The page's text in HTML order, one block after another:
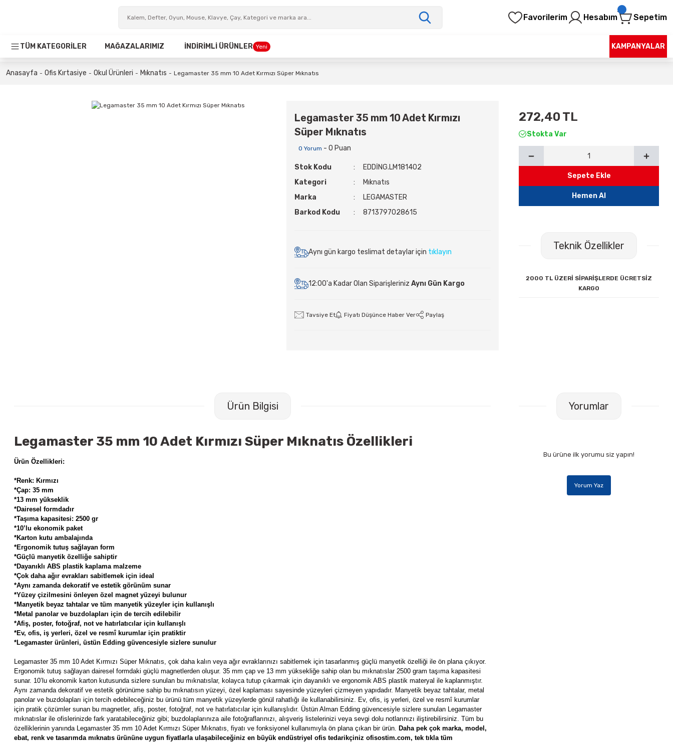
Favorilerim Hesabım Sepetim
TÜM KATEGORİLER MAĞAZALARIMIZ İNDİRİMLİ ÜRÜNLER Yeni KAMPANYALAR
Anasayfa Ofis Kırtasiye Okul Ürünleri Mıknatıs Legamaster 35 mm 10 Adet Kırmızı Süper Mıknatıs
Legamaster 35 mm 10 Adet Kırmızı
Süper Mıknatıs
0 Yorum - 0 Puan
Stok Kodu
EDDİNG.LM181402
Kategori
Mıknatıs
Marka
LEGAMASTER
Barkod Kodu
8713797028615
Aynı gün kargo teslimat detaylar için tıklayın
12:00'a Kadar Olan Siparişleriniz Aynı Gün Kargo
Tavsiye Et Fiyatı Düşünce Haber Ver Paylaş
272,40 TL
Stokta Var
Sepete Ekle
Hemen Al
Teknik Özellikler
2000 TL ÜZERİ SİPARİŞLERDE ÜCRETSİZ
KARGO
Ürün Bilgisi
Legamaster 35 mm 10 Adet Kırmızı Süper Mıknatıs Özellikleri
Ürün Özellikleri:
*Renk: Kırmızı
*Çap: 35 mm
*13 mm yükseklik
*Dairesel formdadır
*Taşıma kapasitesi: 2500 gr
*10’lu ekonomik paket
*Karton kutu ambalajında
*Ergonomik tutuş sağlayan form
*Güçlü manyetik özelliğe sahiptir
*Dayanıklı ABS plastik kaplama malzeme
*Çok daha ağır evrakları sabitlemek için ideal
*Aynı zamanda dekoratif ve estetik görünüm sunar
*Yüzey çizilmesini önleyen özel magnet yüzeyi bulunur
*Manyetik beyaz tahtalar ve tüm manyetik yüzeyler için kullanışlı
*Metal panolar ve buzdolapları için de tercih edilebilir
*Afiş, poster, fotoğraf, not ve hatırlatıcılar için kullanışlı
*Ev, ofis, iş yerleri, özel ve resmî kurumlar için pratiktir
*Legamaster ürünleri, üstün Edding güvencesiyle sizlere sunulur
Legamaster 35 mm 10 Adet Kırmızı Süper Mıknatıs, çok daha kalın veya ağır evraklarınızı sabitlemek için tasarlanmış güçlü manyetik özelliği ile ön plana çıkıyor.
Ergonomik tutuş sağlayan dairesel formdaki güçlü magnetlerden oluşur. 35 mm çap ve 13 mm yüksekliğe sahip olan bu mıknatıslar 2500 gram taşıma kapasitesi
sunar. 10’lu ekonomik karton kutusunda sizlere sunulan bu mıknatıslar, kolayca tutup çıkarmak için dayanıklı ve ergonomik ABS plastik materyal ile kaplanmıştır.
Aynı zamanda dekoratif ve estetik görünüme sahip bu mıknatısın yüzeyi, özel kaplaması sayesinde yüzeyleri çizmeyen yapıdadır. Manyetik beyaz tahtalar, metal
panolar ve buzdolapları için tercih edebileceğiniz bu ürünü tüm manyetik yüzeylerde gönül rahatlığı ile kullanabilirsiniz. Ev, ofis, iş yerleri, özel ve resmî kurumlar
için pratik çözümler sunan bu magnetler, afiş, poster, fotoğraf, not ve hatırlatıcılar için kullanışlıdır. Üstün Alman Edding güvencesiyle sizlere sunulan Legamaster
mıknatıslar ile ofislerinizde fark yaratabileceğiniz gibi; buzdolaplarınıza aile fotoğraflarınızı, alışveriş listelerinizi veya sevgi dolu notlarınızı iliştirebilirsiniz. Tüm bu
özelliklerinin yanında Legamaster 35 mm 10 Adet Kırmızı Süper Mıknatıs, fiyatı ve fonksiyonel kullanımıyla ön plana çıkan bir ürün. Daha pek çok marka, model,
ebat, renk ve tasarımda mıknatıs ürününe uygun fiyatlarla ulaşabileceğiniz en büyük endüstriyel ofis tedarikçiniz ofisostim.com, tek tıkla tüm
Yorumlar
Bu ürüne ilk yorumu siz yapın!
Yorum Yaz